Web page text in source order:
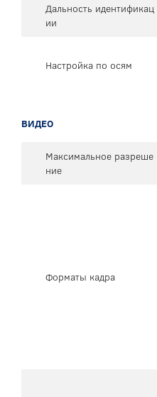
Дальность идентификац
ии
Настройка по осям
ВИДЕО
Максимальное разреше
ние
Форматы кадра